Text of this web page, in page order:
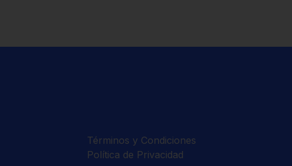
Términos y Condiciones
Política de Privacidad